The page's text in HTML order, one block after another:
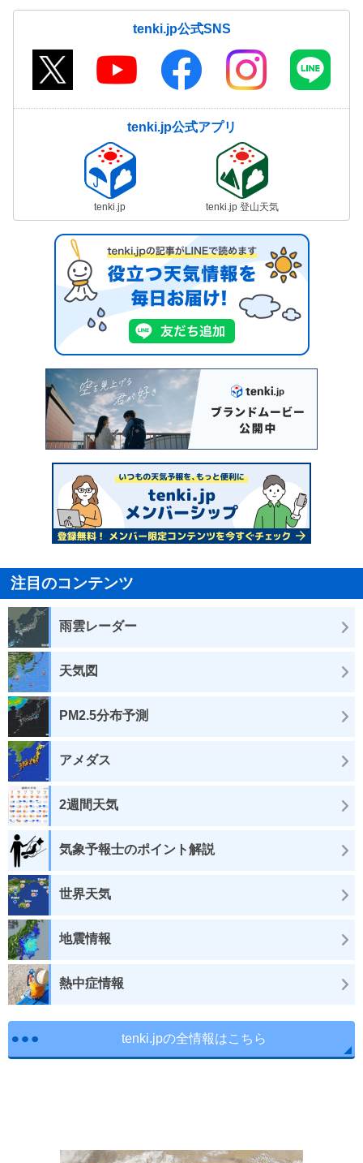
tenki.jp公式SNS
tenki.jp公式アプリ
tenki.jp tenki.jp 登山天気
注目のコンテンツ
雨雲レーダー
天気図
PM2.5分布予測
アメダス
2週間天気
気象予報士のポイント解説
世界天気
地震情報
熱中症情報
tenki.jpの全情報はこちら